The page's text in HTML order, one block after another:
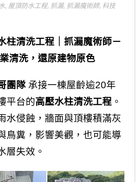
, 屋頂防水工程, 抓漏, 抓漏魔術師, 科技
柱清洗工程｜抓漏魔術師－
清洗，還原建物原色
團隊 承接一棟屋齡逾20年
平台的高壓水柱清洗工程 。
水侵蝕，牆面與頂樓積滿灰
鳥糞，影響美觀，也可能導
層失效。